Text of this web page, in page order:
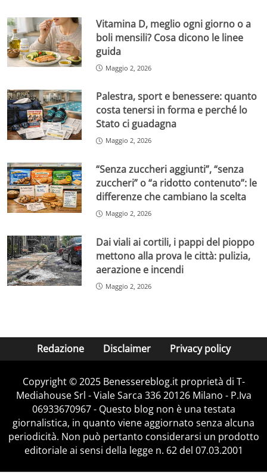
Vitamina D, meglio ogni giorno o a
boli mensili? Cosa dicono le linee
guida
Maggio 2, 2026
Palestra, sport e benessere: quanto
costa tenersi in forma e perché lo
Stato ci guadagna
Maggio 2, 2026
“Senza zuccheri aggiunti”, “senza
zuccheri” o “a ridotto contenuto”: le
differenze che cambiano la scelta
Maggio 2, 2026
Dai viali ai cortili, i pappi del pioppo
mettono alla prova le città: pulizia,
aerazione e incendi
Maggio 2, 2026
Redazione Disclaimer Privacy policy
Copyright © 2025 Benessereblog.it proprietà di T-
Mediahouse Srl - Viale Sarca 336 20126 Milano - P.Iva
06933670967 - Questo blog non è una testata
giornalistica, in quanto viene aggiornato senza alcuna
periodicità. Non può pertanto considerarsi un prodotto
editoriale ai sensi della legge n. 62 del 07.03.2001